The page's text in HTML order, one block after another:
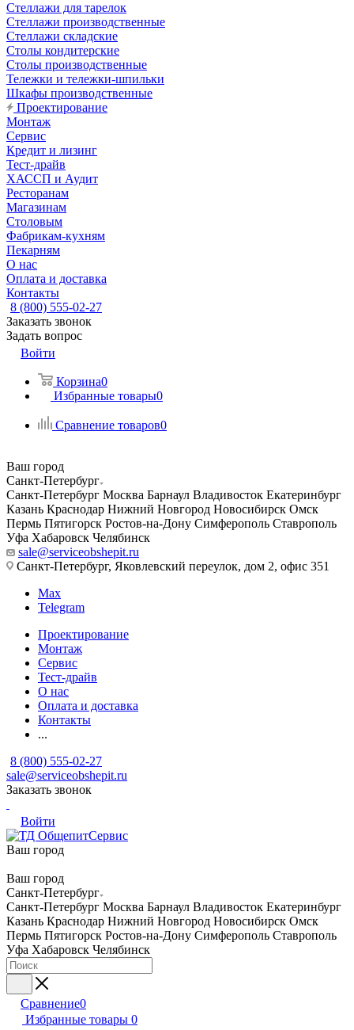
Стеллажи для тарелок
Стеллажи производственные
Стеллажи складские
Столы кондитерские
Столы производственные
Тележки и тележки-шпильки
Шкафы производственные
Проектирование
Монтаж
Сервис
Кредит и лизинг
Тест-драйв
ХАССП и Аудит
Ресторанам
Магазинам
Столовым
Фабрикам-кухням
Пекарням
О нас
Оплата и доставка
Контакты
8 (800) 555-02-27
Заказать звонок
Задать вопрос
Войти
Корзина0
Избранные товары0
Сравнение товаров0
Ваш город
Санкт-Петербург
Санкт-Петербург Москва Барнаул Владивосток Екатеринбург
Казань Краснодар Нижний Новгород Новосибирск Омск
Пермь Пятигорск Ростов-на-Дону Симферополь Ставрополь
Уфа Хабаровск Челябинск
sale@serviceobshepit.ru
Санкт-Петербург, Яковлевский переулок, дом 2, офис 351
Max
Telegram
Проектирование
Монтаж
Сервис
Тест-драйв
О нас
Оплата и доставка
Контакты
...
8 (800) 555-02-27
sale@serviceobshepit.ru
Заказать звонок
Войти
Ваш город
Ваш город
Санкт-Петербург
Санкт-Петербург Москва Барнаул Владивосток Екатеринбург
Казань Краснодар Нижний Новгород Новосибирск Омск
Пермь Пятигорск Ростов-на-Дону Симферополь Ставрополь
Уфа Хабаровск Челябинск
Сравнение0
Избранные товары 0